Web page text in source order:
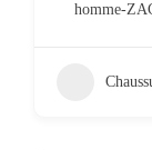
homme-